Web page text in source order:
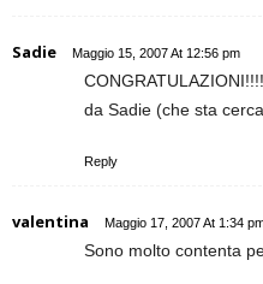
Sadie Maggio 15, 2007 At 12:56 pm
da Sadie (che sta
Reply
valentina Maggio 17, 2007 At 1:34
Sono molto contenta